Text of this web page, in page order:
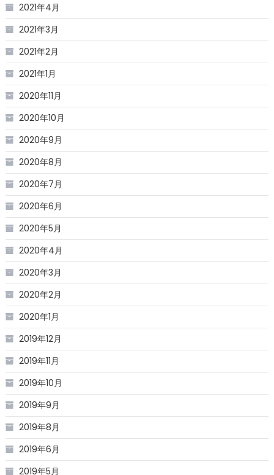
2021年4月
2021年3月
2021年2月
2021年1月
2020年11月
2020年10月
2020年9月
2020年8月
2020年7月
2020年6月
2020年5月
2020年4月
2020年3月
2020年2月
2020年1月
2019年12月
2019年11月
2019年10月
2019年9月
2019年8月
2019年6月
2019年5月